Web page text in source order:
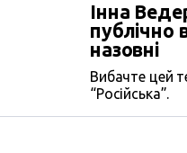
Інна
публічно
назовні
Вибачте цей
“Російська”.